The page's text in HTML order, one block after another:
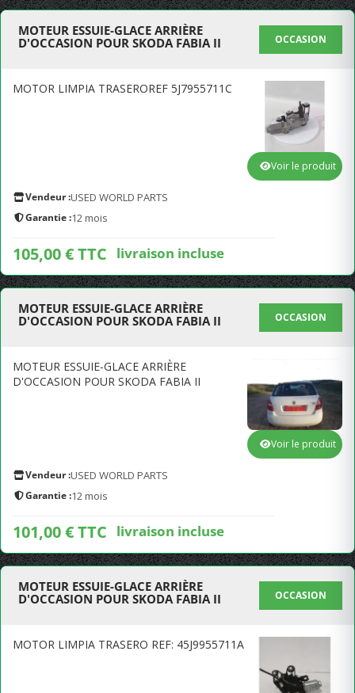
MOTEUR ESSUIE-GLACE ARRIÈRE
D'OCCASION POUR SKODA FABIA II
OCCASION
MOTOR LIMPIA TRASEROREF 5J7955711C
Vendeur :USED WORLD PARTS
Garantie :12 mois
105,00 € TTC livraison incluse
Voir le produit
MOTEUR ESSUIE-GLACE ARRIÈRE
D'OCCASION POUR SKODA FABIA II
OCCASION
MOTEUR ESSUIE-GLACE ARRIÈRE
D'OCCASION POUR SKODA FABIA II
Vendeur :USED WORLD PARTS
Garantie :12 mois
101,00 € TTC livraison incluse
Voir le produit
MOTEUR ESSUIE-GLACE ARRIÈRE
D'OCCASION POUR SKODA FABIA II
OCCASION
MOTOR LIMPIA TRASERO REF: 45J9955711A